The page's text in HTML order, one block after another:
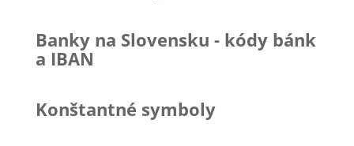
Banky na Slovensku - kódy bánk
a IBAN
Konštantné symboly